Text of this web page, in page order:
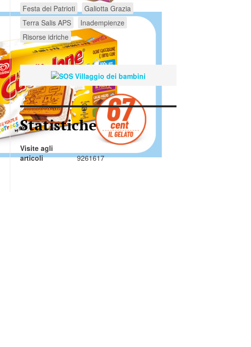
Festa dei Patrioti
Galiotta Grazia
Terra Salis APS
Inadempienze
Risorse idriche
Statistiche
Visite agli
articoli
9261617